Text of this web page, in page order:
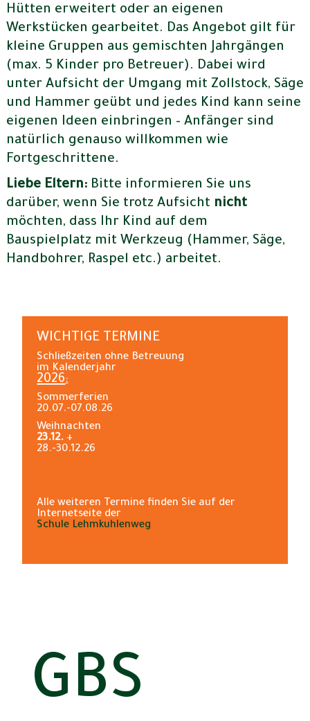
Hütten erweitert oder an eigenen
Werkstücken gearbeitet. Das Angebot gilt für
kleine Gruppen aus gemischten Jahrgängen
(max. 5 Kinder pro Betreuer). Dabei wird
unter Aufsicht der Umgang mit Zollstock, Säge
und Hammer geübt und jedes Kind kann seine
eigenen Ideen einbringen – Anfänger sind
natürlich genauso willkommen wie
Fortgeschrittene.
Liebe Eltern:Bitte informieren Sie uns
darüber, wenn Sie trotz Aufsicht nicht
möchten, dass Ihr Kind auf dem
Bauspielplatz mit Werkzeug (Hammer, Säge,
Handbohrer, Raspel etc.) arbeitet.
WICHTIGE TERMINE
Schließzeiten ohne Betreuung
im Kalenderjahr
2026:
Sommerferien
20.07.-07.08.26
Weihnachten
23.12. +
28.-30.12.26
Alle weiteren Termine finden Sie auf der
Internetseite der
Schule Lehmkuhlenweg
GBS